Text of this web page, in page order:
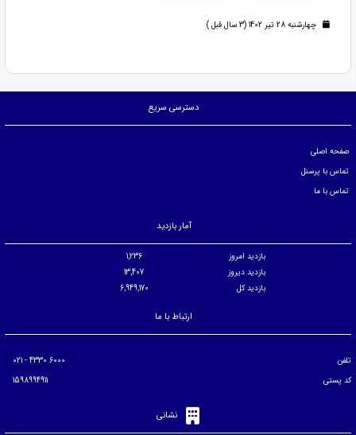
چهارشنبه 28 تیر 1402 (3 سال قبل )
دسترسی سریع
صفحه اصلی
تماس با پرسنل
تماس با ما
آمار بازدید
بازدید امروز
1,236
بازدید دیروز
13,407
بازدید کل
6,949,170
ارتباط با ما
تلفن
کد پستی
نشانی